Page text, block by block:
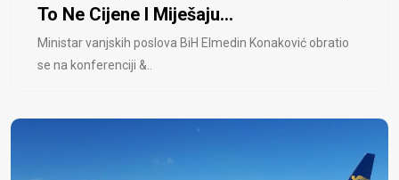
To Ne Cijene I Miješaju...
Ministar vanjskih poslova BiH Elmedin Konaković obratio
se na konferenciji &..